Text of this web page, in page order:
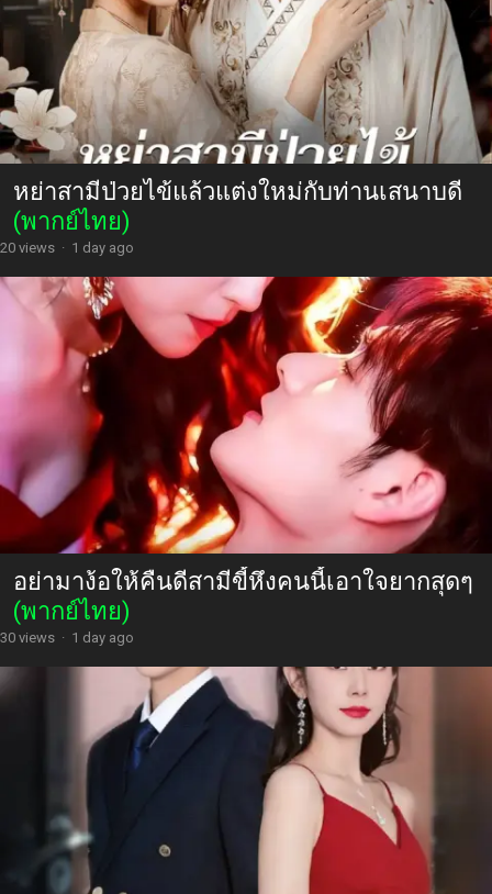
หย่าสามีป่วยไข้แล้วแต่งใหม่กับท่านเสนาบดี
(พากย์ไทย)
20 views · 1 day ago
อย่ามาง้อให้คืนดีสามีขี้หึงคนนี้เอาใจยากสุดๆ
(พากย์ไทย)
30 views · 1 day ago